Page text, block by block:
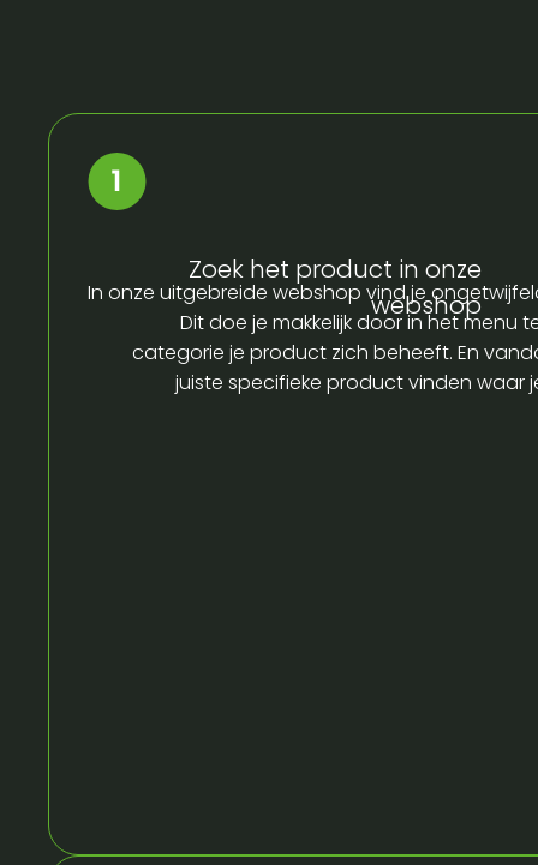
Zoek het product in onze
webshop
In onze uitgebreide webshop vind je
Dit doe je makkelijk door in het menu
categorie je product zich beheeft. En
juiste specifieke product vinden waar